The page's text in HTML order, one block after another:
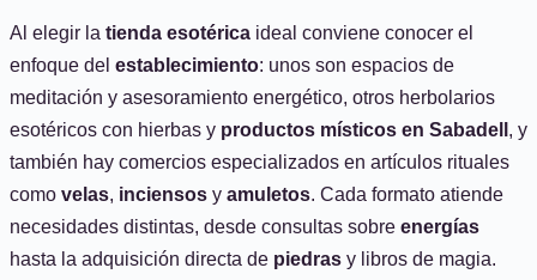
Al elegir la tienda esotérica ideal conviene conocer el
enfoque del establecimiento: unos son espacios de
meditación y asesoramiento energético, otros herbolarios
esotéricos con hierbas y productos místicos en Sabadell , y
también hay comercios especializados en artículos rituales
como velas, inciensos y amuletos. Cada formato atiende
necesidades distintas, desde consultas sobre energías
hasta la adquisición directa de piedras y libros de magia.